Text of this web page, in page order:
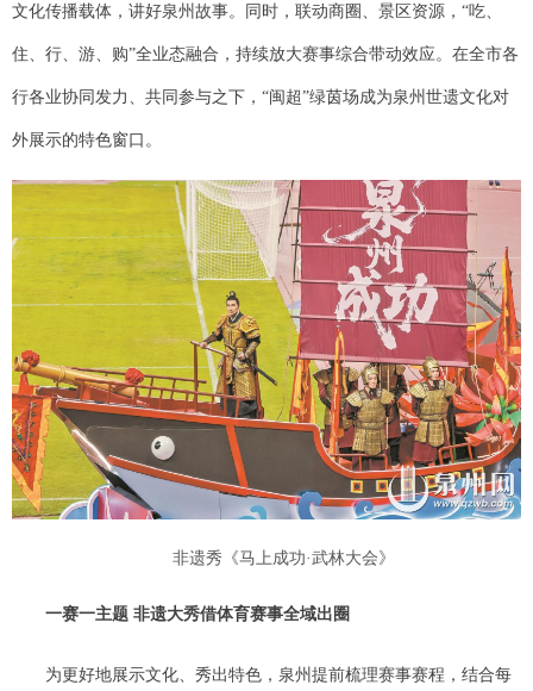
文化传播载体，讲好泉州故事。同时，联动商圈、景区资源，“吃、
住、行、游、购”全业态融合，持续放大赛事综合带动效应。在全市各
行各业协同发力、共同参与之下，“闽超”绿茵场成为泉州世遗文化对
外展示的特色窗口。
非遗秀《马上成功·武林大会》
一赛一主题 非遗大秀借体育赛事全域出圈
为更好地展示文化、秀出特色，泉州提前梳理赛事赛程，结合每